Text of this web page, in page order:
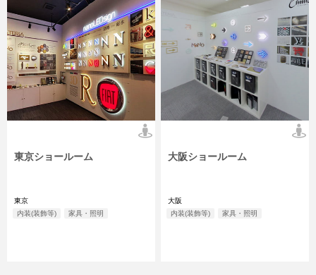
東京ショールーム
東京
内装(装飾等)
家具・照明
大阪ショールーム
大阪
内装(装飾等)
家具・照明